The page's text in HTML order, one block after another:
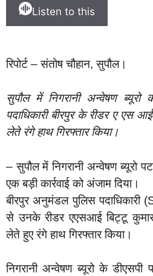
Listen to this
रिपोर्ट – संतोष चौहान, सुपौल।
सुपौल में निगरानी अन्वेषण
पदाधिकारी बीरपुर के रीडर ए एस
लेते रंगे हाथ गिरफ्तार किया।
– सुपौल में निगरानी अन्वेषण ब्यूरो
एक बड़ी कार्रवाई को अंजाम दिया।
बीरपुर अनुमंडल पुलिस पदाधिकारी
से उनके रीडर एएसआई बिट्टू
लेते हुए रंगे हाथ गिरफ्तार किया।
निगरानी अन्वेषण ब्यूरो के